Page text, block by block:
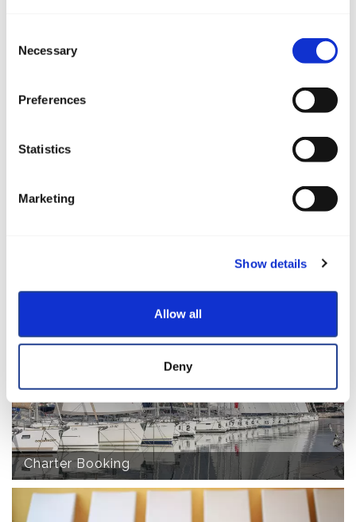
Selection
Necessary
Preferences
Statistics
Marketing
Show details
Allow all
Deny
Disponibilita ormeggi
Transfer Prenotazioni
Charter Booking